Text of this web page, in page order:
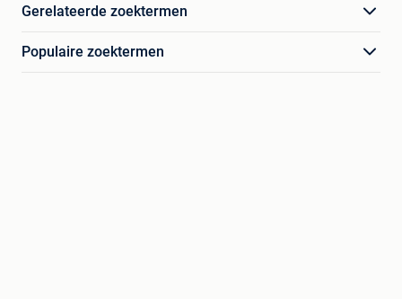
Gerelateerde zoektermen
Populaire zoektermen